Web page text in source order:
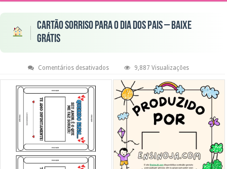
Cartão Sorriso para o Dia dos Pais – Baixe
Grátis
Comentários desativadosem
Sorriso
para
Pais
Baixe
Grátis
9,887 Visualizações